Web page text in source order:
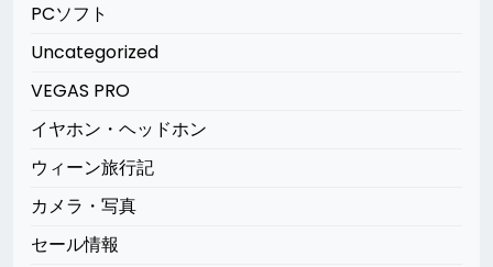
PCソフト
Uncategorized
VEGAS PRO
イヤホン・ヘッドホン
ウィーン旅行記
カメラ・写真
セール情報